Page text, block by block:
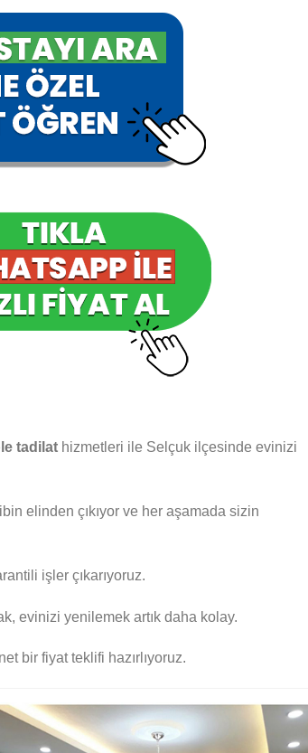
tadilat hizmetleri ile Selçuk ilçesinde evinizi
elinden çıkıyor ve her aşamada sizin
işler çıkarıyoruz.
evinizi yenilemek artık daha kolay.
bir fiyat teklifi hazırlıyoruz.